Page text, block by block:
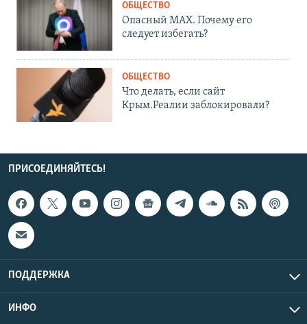
ОБЩЕСТВО
Опасный MAX. Почему его
следует избегать?
ОБЩЕСТВО
Что делать, если сайт
Крым.Реалии заблокировали?
ПРИСОЕДИНЯЙТЕСЬ!
ПОДДЕРЖКА
ИНФО